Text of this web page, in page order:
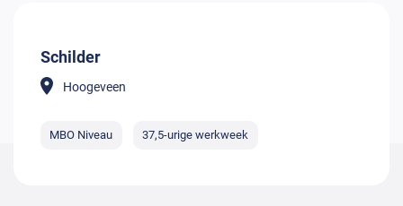
Schilder
Hoogeveen
MBO Niveau 37,5-urige werkweek